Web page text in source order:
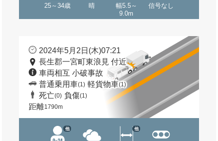
25～34歳 晴
幅5.5～
9.0m
信号なし
2024年5月2日(木)07:21
長生郡一宮町東浪見 付近
車両相互 小破事故
普通乗用車(1) 軽貨物車(1)
死亡(0) 負傷(1)
距離1790m
他 他